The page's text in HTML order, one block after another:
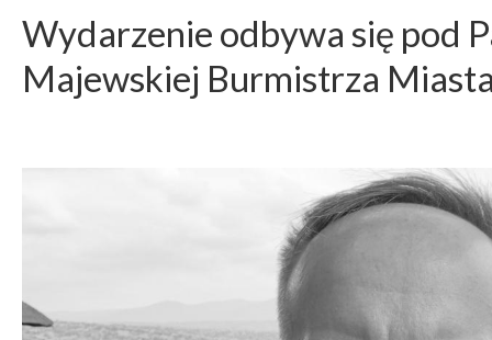
Wydarzenie odbywa się pod
Majewskiej Burmistrza